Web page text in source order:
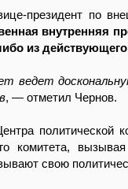
президент по
внутренняя
из действующего
ведет
, — отметил Чернов.
политической
комитета,
свою